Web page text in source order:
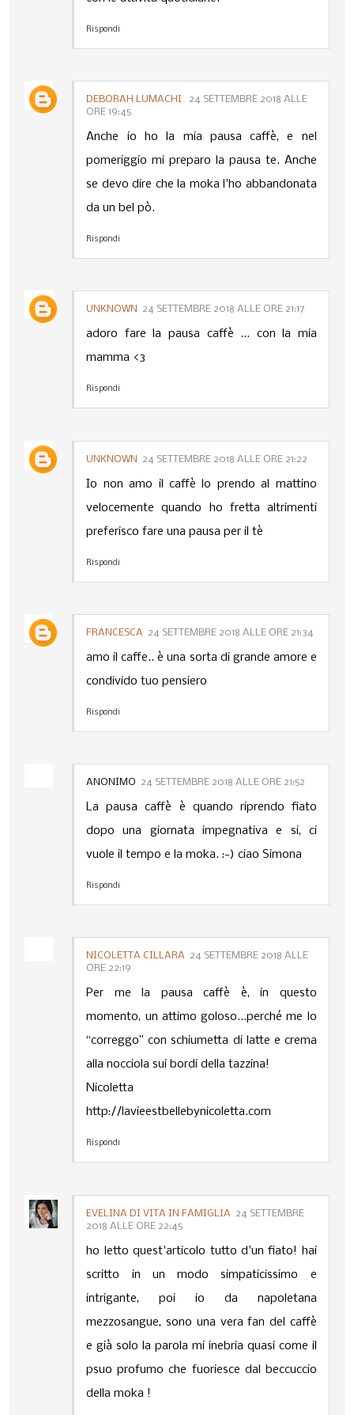
Rispondi
DEBORAH LUMACHI
24 SETTEMBRE 2018 ALLE
ORE 19:45
Anche io ho la mia pausa caffè, e nel
pomeriggio mi preparo la pausa te. Anche
se devo dire che la moka l'ho abbandonata
da un bel pò.
Rispondi
UNKNOWN 24 SETTEMBRE 2018 ALLE ORE 21:17
adoro fare la pausa caffè ... con la mia
mamma <3
Rispondi
UNKNOWN 24 SETTEMBRE 2018 ALLE ORE 21:22
Io non amo il caffè lo prendo al mattino
velocemente quando ho fretta altrimenti
preferisco fare una pausa per il tè
Rispondi
FRANCESCA 24 SETTEMBRE 2018 ALLE ORE 21:34
amo il caffe.. è una sorta di grande amore e
condivido tuo pensiero
Rispondi
ANONIMO 24 SETTEMBRE 2018 ALLE ORE 21:52
La pausa caffè è quando riprendo fiato
dopo una giornata impegnativa e si, ci
vuole il tempo e la moka. :-) ciao Simona
Rispondi
NICOLETTA CILLARA
24 SETTEMBRE 2018 ALLE
ORE 22:19
Per me la pausa caffè è, in questo
momento, un attimo goloso...perché me lo
“correggo” con schiumetta di latte e crema
alla nocciola sui bordi della tazzina!
Nicoletta
http://lavieestbellebynicoletta.com
Rispondi
EVELINA DI VITA IN FAMIGLIA
24 SETTEMBRE
2018 ALLE ORE 22:45
ho letto quest'articolo tutto d'un fiato! hai
scritto in un modo simpaticissimo e
intrigante, poi io da napoletana
mezzosangue, sono una vera fan del caffè
e già solo la parola mi inebria quasi come il
psuo profumo che fuoriesce dal beccuccio
della moka !